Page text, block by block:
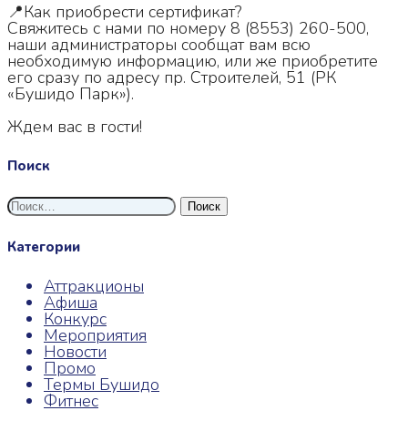
📍Как приобрести сертификат?
Свяжитесь с нами по номеру 8 (8553) 260-500,
наши администраторы сообщат вам всю
необходимую информацию, или же приобретите
его сразу по адресу пр. Строителей, 51 (РК
«Бушидо Парк»).
Ждем вас в гости!
Поиск
Найти:
Категории
Аттракционы
Афиша
Конкурс
Мероприятия
Новости
Промо
Термы Бушидо
Фитнес